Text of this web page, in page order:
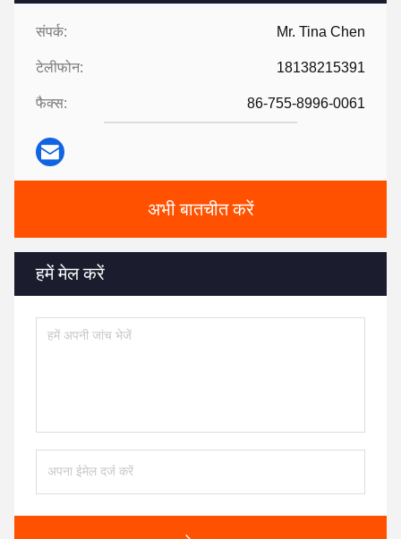
संपर्क: Mr. Tina Chen
टेलीफोन: 18138215391
फैक्स: 86-755-8996-0061
अभी बातचीत करें
हमें मेल करें